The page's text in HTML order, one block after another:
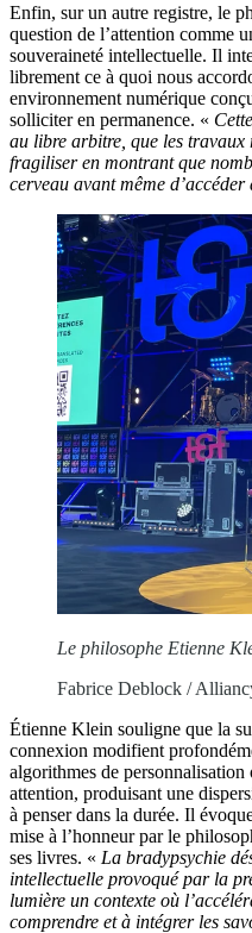
Enfin, sur un autre registre, le
question de l’attention comme
souveraineté intellectuelle. Il
librement ce à quoi nous
environnement numérique
solliciter en permanence. «
au libre arbitre, que les travaux
fragiliser en montrant que
cerveau avant même d’accéder
Le philosophe Etienne
Fabrice Deblock /
Étienne Klein souligne que la
connexion modifient
algorithmes de
attention, produisant une
à penser dans la durée. Il
mise à l’honneur par le
ses livres. « La bradypsychie
intellectuelle provoqué par la
lumière un contexte où
comprendre et à intégrer les